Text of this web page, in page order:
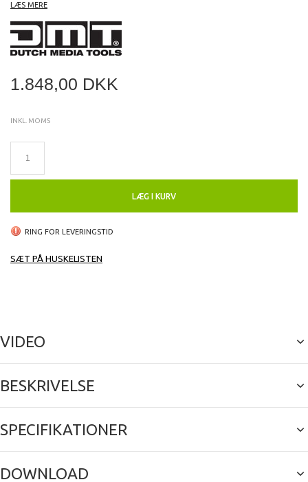
Pixelstrip benytter Kling-Net styreprotokol og er derfor ren
"plug-n-play". Slut med interface og convertere. Pixelstrip
forbindes med CAT-5 kabel og forsynes fra PSU 42271.
Tilsluttes der- efter PC. Så let kan det gøres!!
LÆS MERE
1.848,00 DKK
INKL. MOMS
LÆG I KURV
RING FOR LEVERINGSTID
SÆT PÅ HUSKELISTEN
VIDEO
BESKRIVELSE
SPECIFIKATIONER
DOWNLOAD